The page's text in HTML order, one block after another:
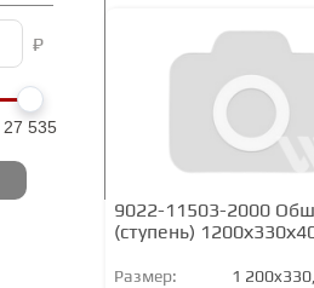
₽
27 535
9022-11503-2000
(ступень)
Размер:
1